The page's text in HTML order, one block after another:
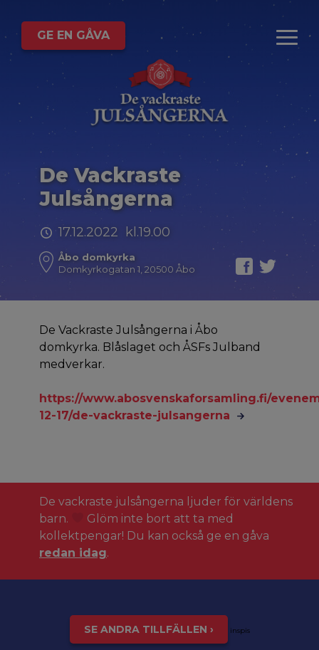
GE EN GÅVA
De Vackraste
Julsångerna
17.12.2022 kl.19.00
Åbo domkyrka
Domkyrkogatan 1, 20500 Åbo
De Vackraste Julsångerna i Åbo
domkyrka. Blåslaget och ÅSFs Julband
medverkar.
https://www.abosvenskaforsamling.fi/
12-17/de-vackraste-julsangerna
De vackraste julsångerna ljuder för världens
barn.
Glöm inte bort att ta med
kollektpengar! Du kan också ge en gåva
redan idag.
SE ANDRA TILLFÄLLEN › inspis